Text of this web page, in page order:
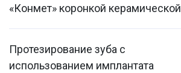
«Конмет» коронкой керамической
Протезирование зуба с
использованием имплантата